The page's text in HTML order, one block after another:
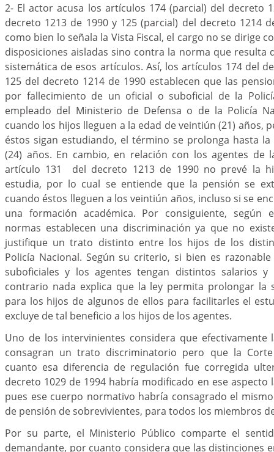
2- El actor acusa los artículos 174 (parcial) del decreto
decreto 1213 de 1990 y 125 (parcial) del decreto 1214
como bien lo señala la Vista Fiscal, el cargo no se dirige
disposiciones aisladas sino contra la norma que resulta
sistemática de esos artículos. Así, los artículos 174 del
125 del decreto 1214 de 1990 establecen que las
por fallecimiento de un oficial o suboficial de la
empleado del Ministerio de Defensa o de la Policía
cuando los hijos lleguen a la edad de veintiún (21) años,
éstos sigan estudiando, el término se prolonga hasta
(24) años. En cambio, en relación con los agentes de
artículo 131 del decreto 1213 de 1990 no prevé la
estudia, por lo cual se entiende que la pensión se
cuando éstos lleguen a los veintiún años, incluso si se
una formación académica. Por consiguiente, según
normas establecen una discriminación ya que no
justifique un trato distinto entre los hijos de los
Policía Nacional. Según su criterio, si bien es
suboficiales y los agentes tengan distintos salarios y
contrario nada explica que la ley permita prolongar la
para los hijos de algunos de ellos para facilitarles el
excluye de tal beneficio a los hijos de los agentes.
Uno de los intervinientes considera que efectivamente
consagran un trato discriminatorio pero que la
cuanto esa diferencia de regulación fue corregida
decreto 1029 de 1994 habría modificado en ese aspecto
pues ese cuerpo normativo habría consagrado el
de pensión de sobrevivientes, para todos los miembros
Por su parte, el Ministerio Público comparte el
demandante, por cuanto considera que las distinciones